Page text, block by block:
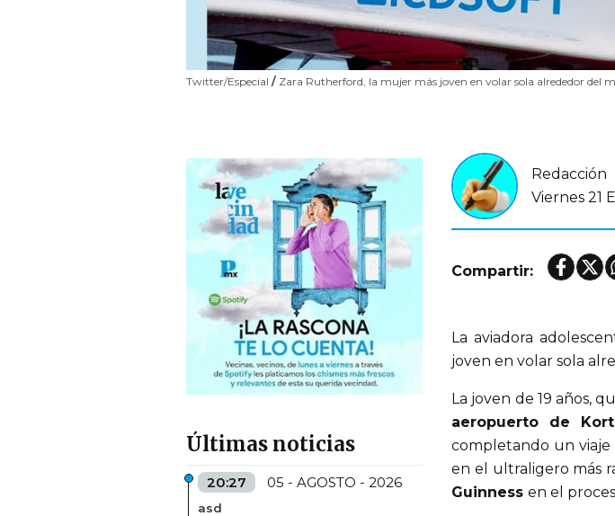
Twitter/Especial / Zara Rutherford, la mujer más joven en volar sola alrededor del
Últimas noticias
20:27 05 - AGOSTO - 2026
asd
Redacción
Viernes 21
Compartir:
La aviadora
joven en volar sola
La joven de 19 años,
aeropuerto de
completando un viaje
en el ultraligero más
Guinness en el